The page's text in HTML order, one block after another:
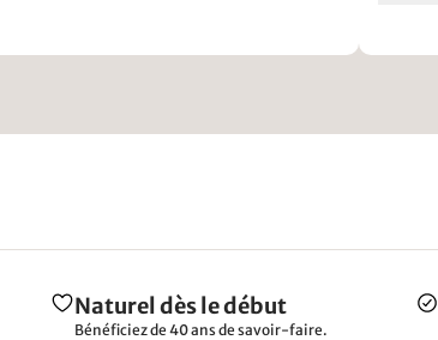
Naturel dès le début
Bénéficiez de 40 ans de savoir-faire.